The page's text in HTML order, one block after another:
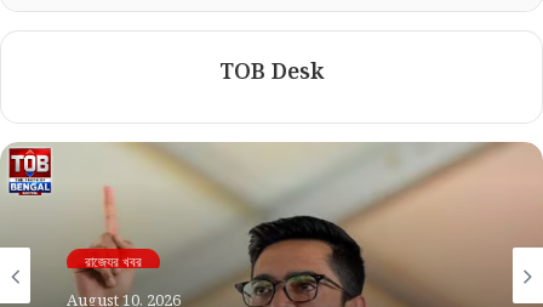
TOB Desk
রাজ্যের খবর
August 10, 2026